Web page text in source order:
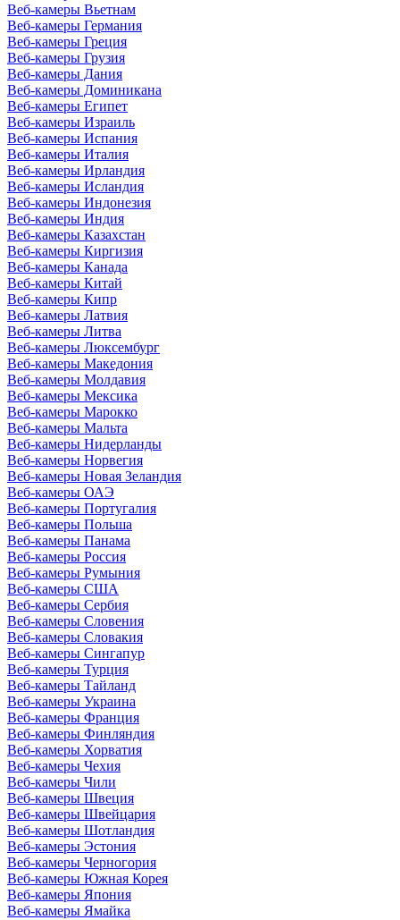
Веб-камеры Вьетнам
Веб-камеры Германия
Веб-камеры Греция
Веб-камеры Грузия
Веб-камеры Дания
Веб-камеры Доминикана
Веб-камеры Египет
Веб-камеры Израиль
Веб-камеры Испания
Веб-камеры Италия
Веб-камеры Ирландия
Веб-камеры Исландия
Веб-камеры Индонезия
Веб-камеры Индия
Веб-камеры Казахстан
Веб-камеры Киргизия
Веб-камеры Канада
Веб-камеры Китай
Веб-камеры Кипр
Веб-камеры Латвия
Веб-камеры Литва
Веб-камеры Люксембург
Веб-камеры Македония
Веб-камеры Молдавия
Веб-камеры Мексика
Веб-камеры Марокко
Веб-камеры Мальта
Веб-камеры Нидерланды
Веб-камеры Норвегия
Веб-камеры Новая Зеландия
Веб-камеры ОАЭ
Веб-камеры Португалия
Веб-камеры Польша
Веб-камеры Панама
Веб-камеры Россия
Веб-камеры Румыния
Веб-камеры США
Веб-камеры Сербия
Веб-камеры Словения
Веб-камеры Словакия
Веб-камеры Сингапур
Веб-камеры Турция
Веб-камеры Тайланд
Веб-камеры Украина
Веб-камеры Франция
Веб-камеры Финляндия
Веб-камеры Хорватия
Веб-камеры Чехия
Веб-камеры Чили
Веб-камеры Швеция
Веб-камеры Швейцария
Веб-камеры Шотландия
Веб-камеры Эстония
Веб-камеры Черногория
Веб-камеры Южная Корея
Веб-камеры Япония
Веб-камеры Ямайка